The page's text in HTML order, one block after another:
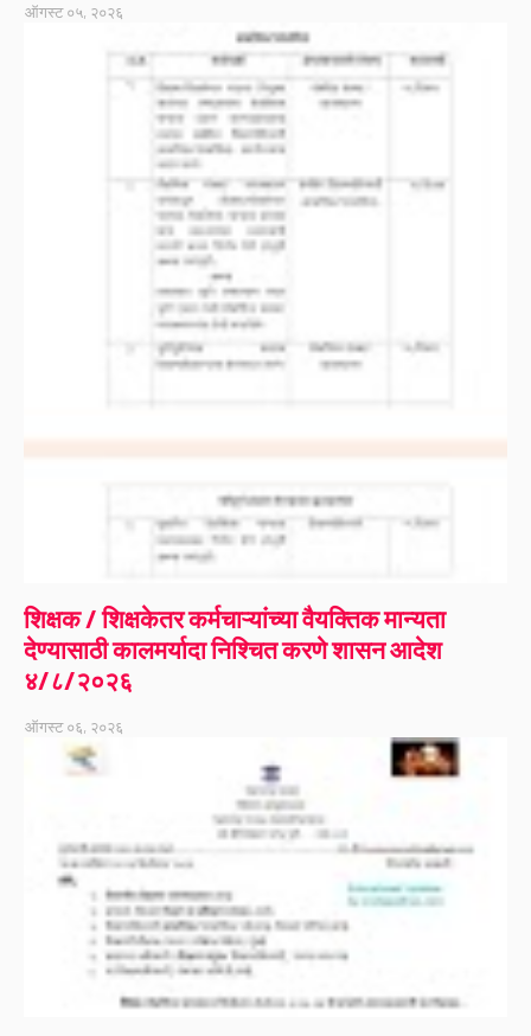
ऑगस्ट ०५, २०२६
शिक्षक / शिक्षकेतर कर्मचाऱ्यांच्या वैयक्तिक मान्यता
देण्यासाठी कालमर्यादा निश्चित करणे शासन आदेश
४/८/२०२६
ऑगस्ट ०६, २०२६